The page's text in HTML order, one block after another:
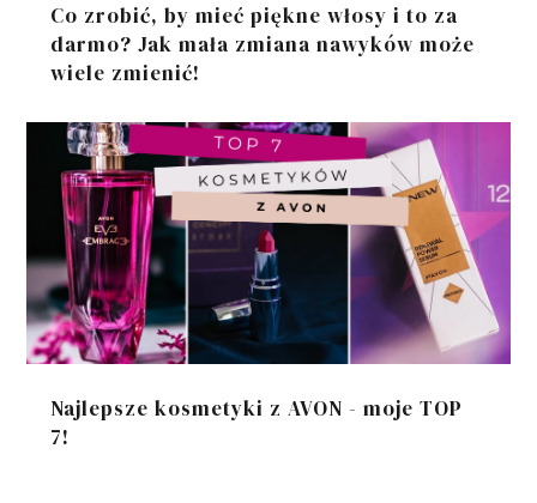
Co zrobić, by mieć piękne włosy i to za
darmo? Jak mała zmiana nawyków może
wiele zmienić!
Najlepsze kosmetyki z AVON - moje TOP
7!